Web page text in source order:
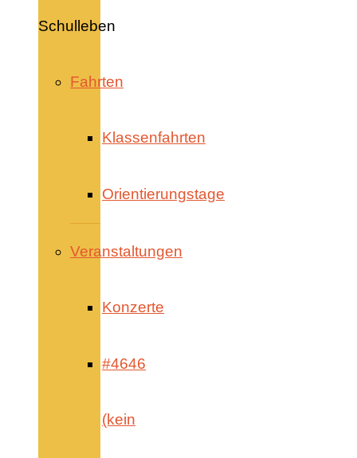
Schulleben
Fahrten
Klassenfahrten
Orientierungstage
Veranstaltungen
Konzerte
#4646
(kein